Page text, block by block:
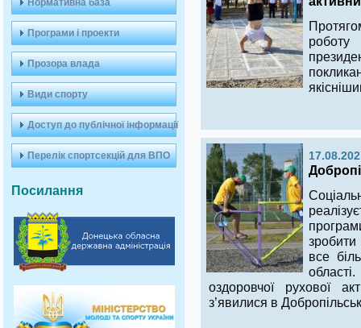
Нормативна база
Програми і проекти
Прозора влада
Види спорту
Доступ до публічної інформації
Перелік спортсекцій для ВПО
Посилання
все
оздоровчої рухової
з’явилися в